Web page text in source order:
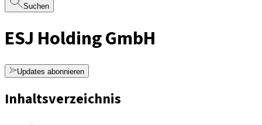
Suchen
ESJ Holding GmbH
Updates abonnieren
Inhaltsverzeichnis